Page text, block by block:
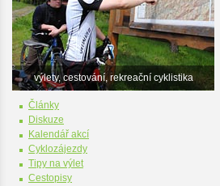
výlety, cestování, rekreační cyklistika
Články
Diskuze
Kalendář akcí
Cyklozájezdy
Tipy na výlet
Cestopisy